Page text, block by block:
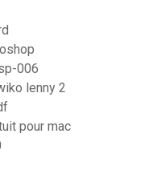
006
lenny 2
pour mac